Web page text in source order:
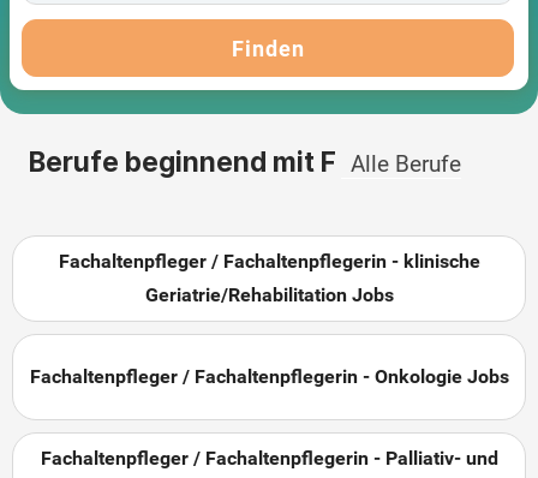
Finden
Berufe beginnend mit F Alle Berufe
Fachaltenpfleger / Fachaltenpflegerin - klinische
Geriatrie/Rehabilitation Jobs
Fachaltenpfleger / Fachaltenpflegerin - Onkologie Jobs
Fachaltenpfleger / Fachaltenpflegerin - Palliativ- und